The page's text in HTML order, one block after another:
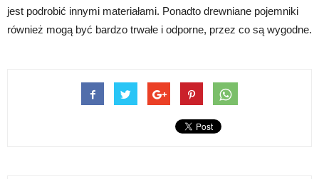
jest podrobić innymi materiałami. Ponadto drewniane pojemniki
również mogą być bardzo trwałe i odporne, przez co są wygodne.